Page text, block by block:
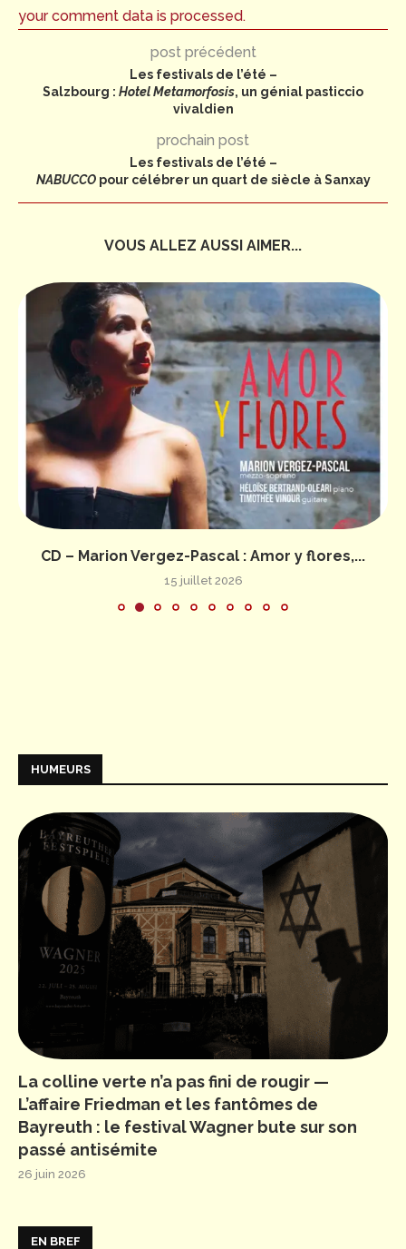
your comment data is processed.
post précédent
Les festivals de l’été –
Salzbourg : Hotel Metamorfosis, un génial pasticcio
vivaldien
prochain post
Les festivals de l’été –
NABUCCOpour célébrer un quart de siècle à Sanxay
VOUS ALLEZ AUSSI AIMER...
CD – Marion Vergez-Pascal : Amor y flores,...
15 juillet 2026
HUMEURS
La colline verte n’a pas fini de rougir —
L’affaire Friedman et les fantômes de
Bayreuth : le festival Wagner bute sur son
passé antisémite
26 juin 2026
EN BREF